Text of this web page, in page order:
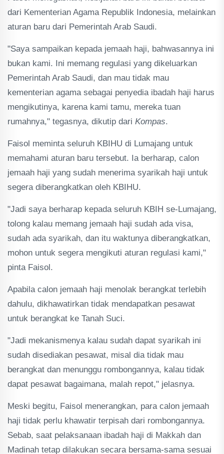
dari Kementerian Agama Republik Indonesia, melainkan
aturan baru dari Pemerintah Arab Saudi.
"Saya sampaikan kepada jemaah haji, bahwasannya ini
bukan kami. Ini memang regulasi yang dikeluarkan
Pemerintah Arab Saudi, dan mau tidak mau
kementerian agama sebagai penyedia ibadah haji harus
mengikutinya, karena kami tamu, mereka tuan
rumahnya," tegasnya, dikutip dari Kompas.
Faisol meminta seluruh KBIHU di Lumajang untuk
memahami aturan baru tersebut. Ia berharap, calon
jemaah haji yang sudah menerima syarikah haji untuk
segera diberangkatkan oleh KBIHU.
"Jadi saya berharap kepada seluruh KBIH se-Lumajang,
tolong kalau memang jemaah haji sudah ada visa,
sudah ada syarikah, dan itu waktunya diberangkatkan,
mohon untuk segera mengikuti aturan regulasi kami,"
pinta Faisol.
Apabila calon jemaah haji menolak berangkat terlebih
dahulu, dikhawatirkan tidak mendapatkan pesawat
untuk berangkat ke Tanah Suci.
"Jadi mekanismenya kalau sudah dapat syarikah ini
sudah disediakan pesawat, misal dia tidak mau
berangkat dan menunggu rombongannya, kalau tidak
dapat pesawat bagaimana, malah repot," jelasnya.
Meski begitu, Faisol menerangkan, para calon jemaah
haji tidak perlu khawatir terpisah dari rombongannya.
Sebab, saat pelaksanaan ibadah haji di Makkah dan
Madinah tetap dilakukan secara bersama-sama sesuai